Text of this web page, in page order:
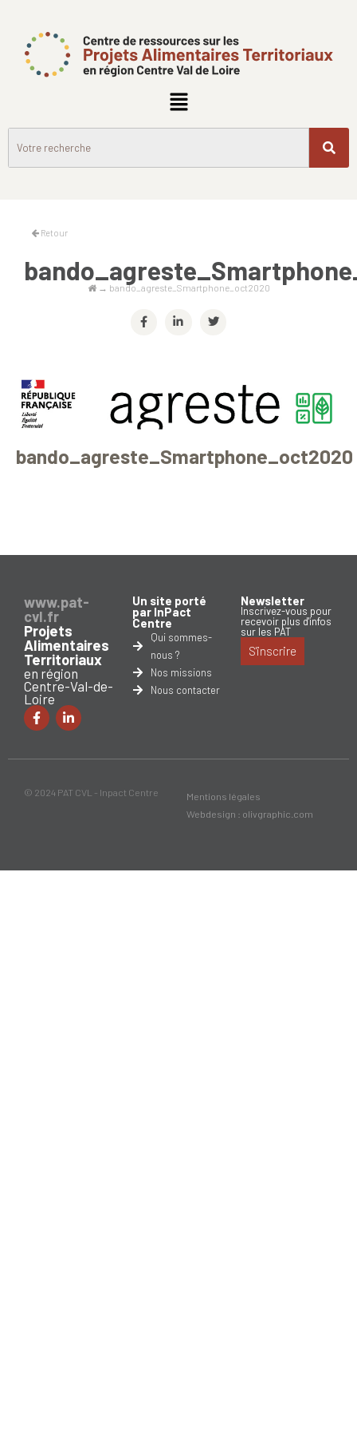
Retour
→ bando_agreste_Smartphone_oct2020
bando_agreste_Smartphone_oct2020
www.pat-
cvl.fr
Projets
Alimentaires
Territoriaux
en région
Centre-Val-de-
Loire
Un site porté
par InPact
Centre
Qui sommes-
nous ?
Nos missions
Nous contacter
Newsletter
Inscrivez-vous pour
recevoir plus d'infos
sur les PAT
S'inscrire
© 2024 PAT CVL - Inpact Centre
Mentions légales
Webdesign : olivgraphic.com